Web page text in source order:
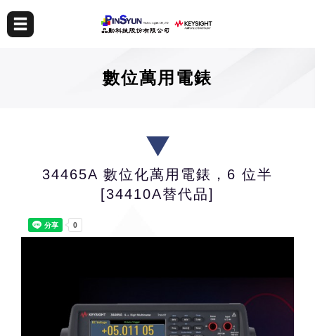
數位萬用電錶
34465A 數位化萬用電錶，6 位半
[34410A替代品]